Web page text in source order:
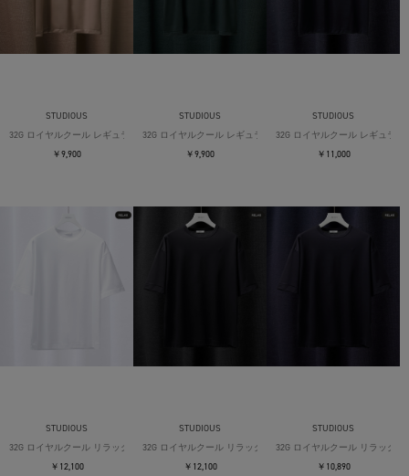
STUDIOUS
32G ロイヤルクール レギュラーTシャツ
￥9,900
STUDIOUS
32G ロイヤルクール レギュラーTシャツ
￥9,900
STUDIOUS
32G ロイヤルクール レギュラー
￥11,000
STUDIOUS
32G ロイヤルクール リラックスTシャツ
￥12,100
STUDIOUS
32G ロイヤルクール リラックスTシャツ
￥12,100
STUDIOUS
32G ロイヤルクール リラックス
￥10,890